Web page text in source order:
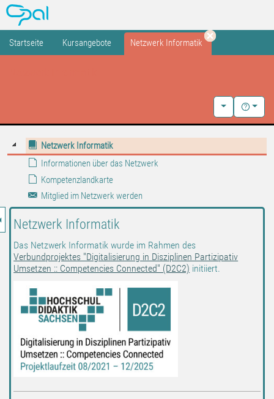
OPAL
Startseite Kursangebote Netzwerk Informatik
Tab schließen
Weitere Kurs-
Hilfe
Netzwerk Informatik
Informationen über das Netzwerk
Kompetenzlandkarte
Mitglied im Netzwerk werden
des Kursmenüs
Netzwerk Informatik
Das Netzwerk Informatik wurde im Rahmen des
Verbundprojektes "Digitalisierung in Disziplinen Partizipativ
Umsetzen :: Competencies Connected" (D2C2) initiiert.